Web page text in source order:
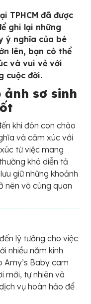
TPHCM đã được
ghi lại những
ý nghĩa của bé
lên, bạn có thể
và vui vẻ với
cuộc đời.
ảnh sơ sinh
khi đón con chào
và cảm xúc với
từ việc mang
khó diễn tả
giữ những khoảnh
nên vô cùng quan
lý tưởng cho việc
nhiều năm kinh
Amy’s Baby cam
mới, tự nhiên và
vụ hoàn hảo để